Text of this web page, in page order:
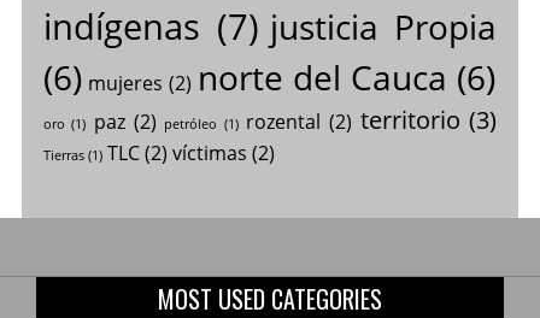
indígenas (7) justicia Propia
(6) mujeres (2) norte del Cauca (6)
oro (1) paz (2) petróleo (1) rozental (2) territorio (3)
Tierras(1) TLC(2) víctimas (2)
MOST USED CATEGORIES